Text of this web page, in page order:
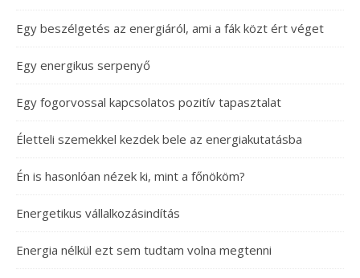
Egy beszélgetés az energiáról, ami a fák közt ért véget
Egy energikus serpenyő
Egy fogorvossal kapcsolatos pozitív tapasztalat
Életteli szemekkel kezdek bele az energiakutatásba
Én is hasonlóan nézek ki, mint a főnököm?
Energetikus vállalkozásindítás
Energia nélkül ezt sem tudtam volna megtenni